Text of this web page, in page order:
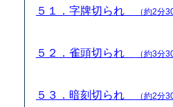
５１．字牌切られ （約2分
５２．雀頭切られ （約3分
５３．暗刻切られ （約2分